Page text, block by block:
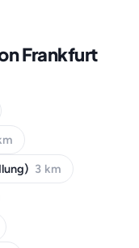
Frankfurt
3 km